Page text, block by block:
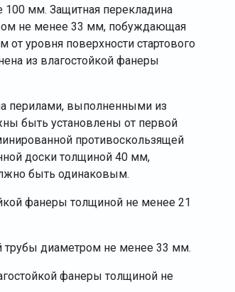
мм. Защитная перекладина
не менее 33 мм, побуждающая
уровня поверхности стартового
из влагостойкой фанеры
перилами, выполненными из
быть установлены от первой
противоскользящей
доски толщиной 40 мм,
быть одинаковым.
фанеры толщиной не менее 21
диаметром не менее 33 мм.
фанеры толщиной не